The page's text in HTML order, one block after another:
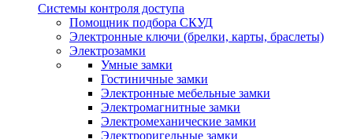
Системы контроля доступа
Помощник подбора СКУД
Электронные ключи (брелки, карты, браслеты)
Электрозамки
Умные замки
Гостиничные замки
Электронные мебельные замки
Электромагнитные замки
Электромеханические замки
Электроригельные замки